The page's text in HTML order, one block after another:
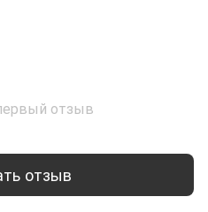
отзыв
отзыв